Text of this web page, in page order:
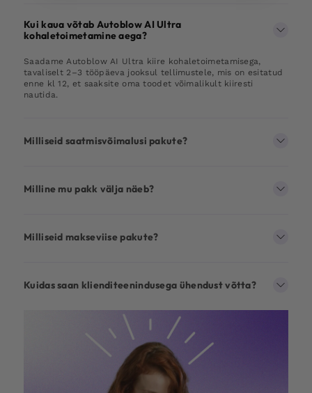
Kui kaua võtab Autoblow AI Ultra
kohaletoimetamine aega?
Saadame Autoblow AI Ultra kiire kohaletoimetamisega,
tavaliselt 2–3 tööpäeva jooksul tellimustele, mis on esitatud
enne kl 12, et saaksite oma toodet võimalikult kiiresti
nautida.
Milliseid saatmisvõimalusi pakute?
Milline mu pakk välja näeb?
Milliseid makseviise pakute?
Kuidas saan klienditeenindusega ühendust võtta?